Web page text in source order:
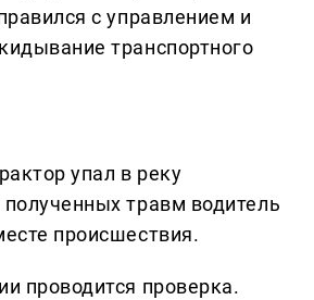
с управлением и
транспортного
упал в реку
травм водитель
происшествия.
проводится проверка.